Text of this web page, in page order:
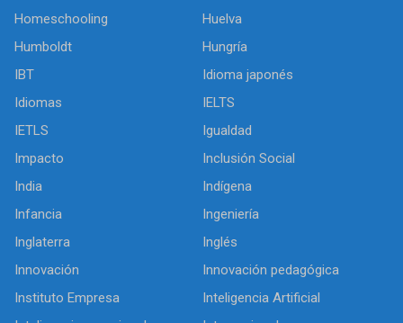
Homeschooling
Huelva
Humboldt
Hungría
IBT
Idioma japonés
Idiomas
IELTS
IETLS
Igualdad
Impacto
Inclusión Social
India
Indígena
Infancia
Ingeniería
Inglaterra
Inglés
Innovación
Innovación pedagógica
Instituto Empresa
Inteligencia Artificial